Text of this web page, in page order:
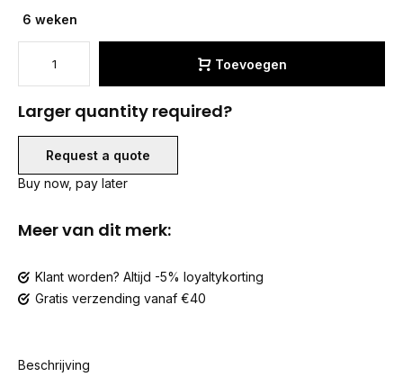
6 weken
Toevoegen
Larger quantity required?
Request a quote
Buy now, pay later
Meer van dit merk:
Klant worden? Altijd -5% loyaltykorting
Gratis verzending vanaf €40
Beschrijving